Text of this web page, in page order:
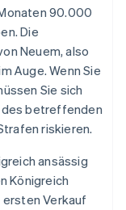
90.000
Die
Neuem, also
Auge. Wenn Sie
Sie sich
des betreffenden
riskieren.
ansässig
Königreich
Verkauf